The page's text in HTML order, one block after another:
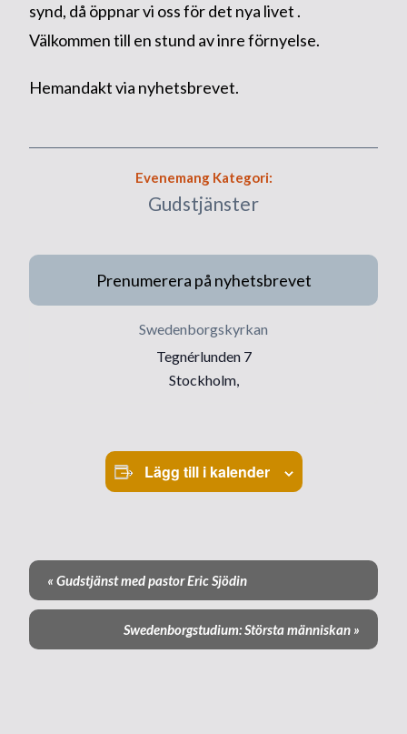
synd, då öppnar vi oss för det nya livet .
Välkommen till en stund av inre förnyelse.
Hemandakt via nyhetsbrevet.
Evenemang Kategori:
Gudstjänster
Prenumerera på nyhetsbrevet
Swedenborgskyrkan
Tegnérlunden 7
Stockholm,
Lägg till i kalender
E
v
e
« Gudstjänst med pastor Eric Sjödin
Swedenborgstudium: Största människan »